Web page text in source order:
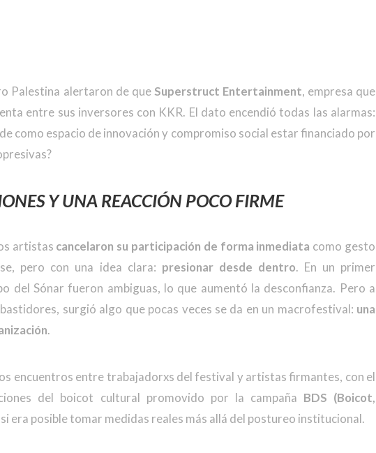
Palestina alertaron de que Superstruct Entertainment, empresa que
entre sus inversores con KKR. El dato encendió todas las alarmas:
como espacio de innovación y compromiso social estar financiado por
Y UNA REACCIÓN POCO FIRME
artistas cancelaron su participación de forma inmediata como gesto
pero con una idea clara: presionar desde dentro. En un primer
del Sónar fueron ambiguas, lo que aumentó la desconfianza. Pero a
surgió algo que pocas veces se da en un macrofestival: una
.
encuentros entre trabajadorxs del festival y artistas firmantes, con el
del boicot cultural promovido por la campaña BDS (Boicot,
si era posible tomar medidas reales más allá del postureo institucional.